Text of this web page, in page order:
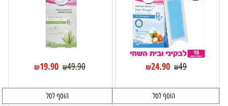
₪49
₪24.90
הוסף לסל
₪49.90
₪19.90
הוסף לסל